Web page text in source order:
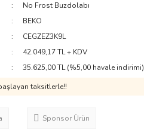
No Frost Buzdolabı
BEKO
CEGZEZ3K9L
42.049,17 TL + KDV
35.625,00 TL (%5,00 havale indirimi)
taksitlerle!!
Sponsor Ürün